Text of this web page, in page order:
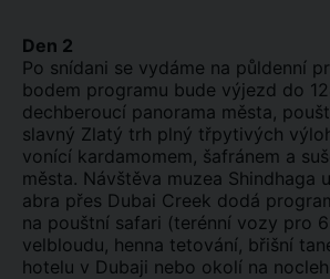
Den 2
Po snídani se vydáme na půldenní
bodem programu bude výjezd do
dechberoucí panorama města,
slavný Zlatý trh plný třpytivých
vonící kardamomem, šafránem a
města. Návštěva muzea
abra přes Dubai Creek dodá
na pouštní safari (terénní vozy pro
velbloudu, henna tetování, břišní
hotelu v Dubaji nebo okolí na